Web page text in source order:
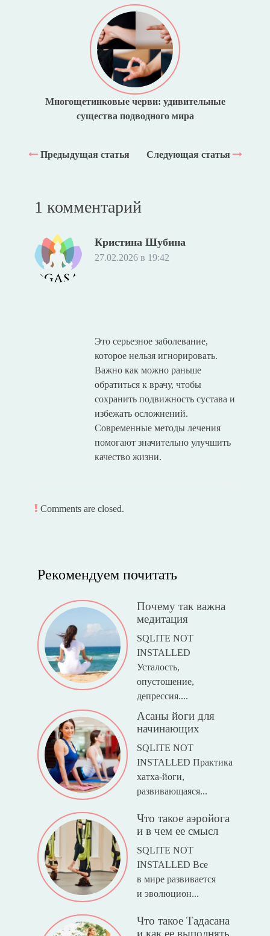
Многощетинковые черви: удивительные
существа подводного мира
Предыдущая статья Следующая статья
1 комментарий
Кристина Шубина
27.02.2026 в 19:42
Это серьезное заболевание,
которое нельзя игнорировать.
Важно как можно раньше
обратиться к врачу, чтобы
сохранить подвижность сустава и
избежать осложнений.
Современные методы лечения
помогают значительно улучшить
качество жизни.
Comments are closed.
Рекомендуем почитать
Почему так важна
медитация
SQLITE NOT
INSTALLED
Усталость,
опустошение,
депрессия....
Асаны йоги для
начинающих
SQLITE NOT
INSTALLED Практика
хатха-йоги,
развивающаяся...
Что такое аэройога
и в чем ее смысл
SQLITE NOT
INSTALLED Все
в мире развивается
и эволюцион...
Что такое Тадасана
и как ее выполнять